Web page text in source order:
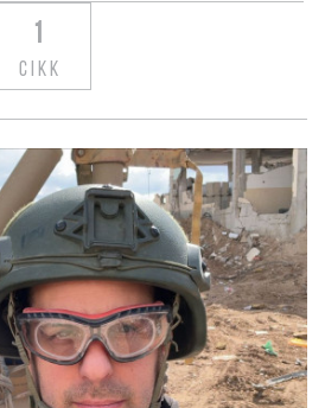
1
CIKK